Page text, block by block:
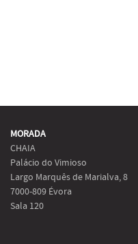
MORADA
CHAIA
Palácio do Vimioso
Largo Marquês de Marialva, 8
7000-809 Évora
Sala 120